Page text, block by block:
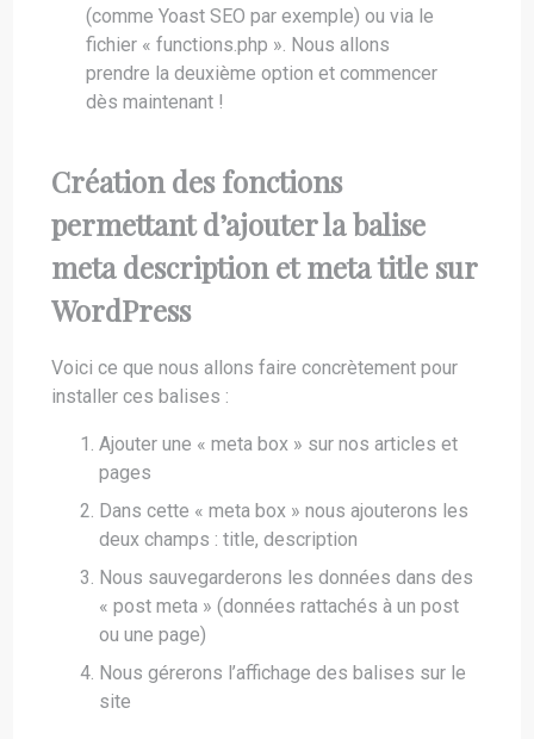
(comme Yoast SEO par exemple) ou via le
fichier « functions.php ». Nous allons
prendre la deuxième option et commencer
dès maintenant !
Création des fonctions
permettant d’ajouter la balise
meta description et meta title sur
WordPress
Voici ce que nous allons faire concrètement pour
installer ces balises :
Ajouter une « meta box » sur nos articles et
pages
Dans cette « meta box » nous ajouterons les
deux champs : title, description
Nous sauvegarderons les données dans des
« post meta » (données rattachés à un post
ou une page)
Nous gérerons l’affichage des balises sur le
site